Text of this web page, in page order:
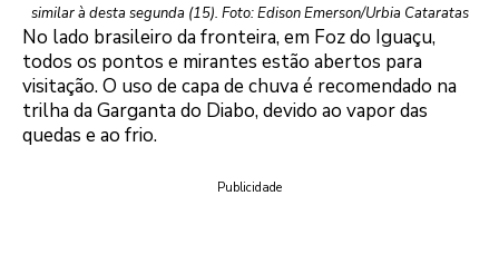
similar à desta segunda (15). Foto: Edison Emerson/Urbia Cataratas
No lado brasileiro da fronteira, em Foz do Iguaçu,
todos os pontos e mirantes estão abertos para
visitação. O uso de capa de chuva é recomendado na
trilha da Garganta do Diabo, devido ao vapor das
quedas e ao frio.
Publicidade